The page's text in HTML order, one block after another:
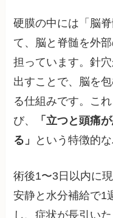
硬膜の中には「脳
て、脳と脊髄を外
担っています。針
出すことで、脳を
る仕組みです。こ
び、
「立つと頭痛
る」
という特徴的
術後1〜3日以内に
安静と水分補給で1
し、症状が長引い